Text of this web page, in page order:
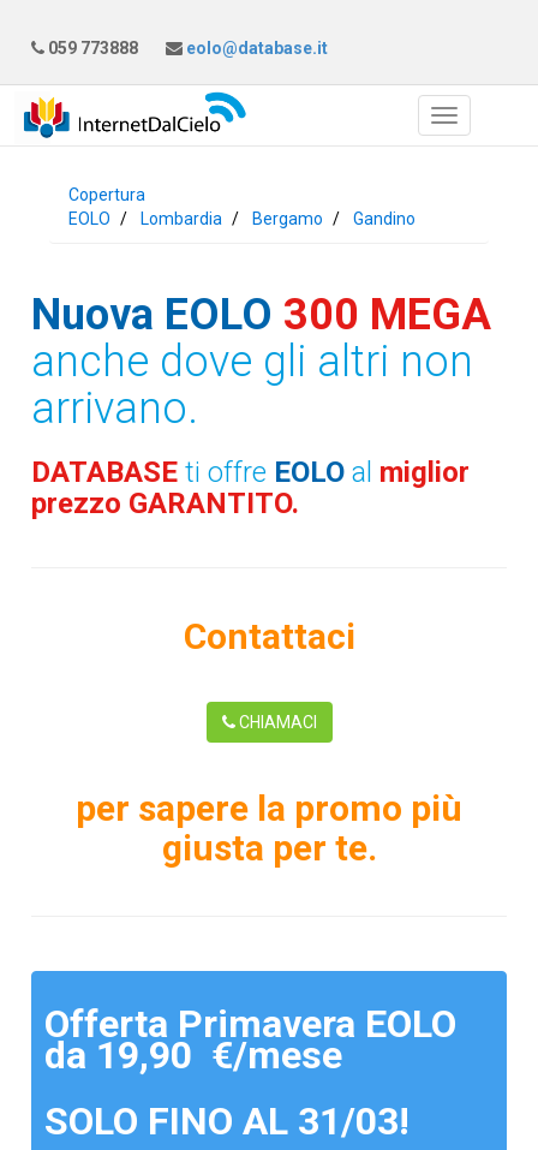
059 773888 eolo@database.it
Copertura
EOLO
Lombardia Bergamo Gandino
Nuova EOLO 300 MEGA
anche dove gli altri non
arrivano.
DATABASEti offre EOLO al miglior
prezzo GARANTITO.
Contattaci
CHIAMACI
per sapere la promo più
giusta per te.
Offerta Primavera EOLO
da 19,90 €/mese
SOLO FINO AL 31/03!